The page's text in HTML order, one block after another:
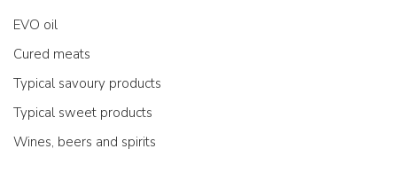
EVO oil
Cured meats
Typical savoury products
Typical sweet products
Wines, beers and spirits